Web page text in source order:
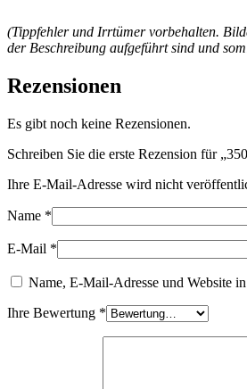
(Tippfehler und Irrtümer vorbehalten.
der Beschreibung aufgeführt sind und
Rezensionen
Es gibt noch keine Rezensionen.
Schreiben Sie die erste Rezension für
Ihre E-Mail-Adresse wird nicht
Name *
E-Mail *
Name, E-Mail-Adresse und Website
Ihre Bewertung *